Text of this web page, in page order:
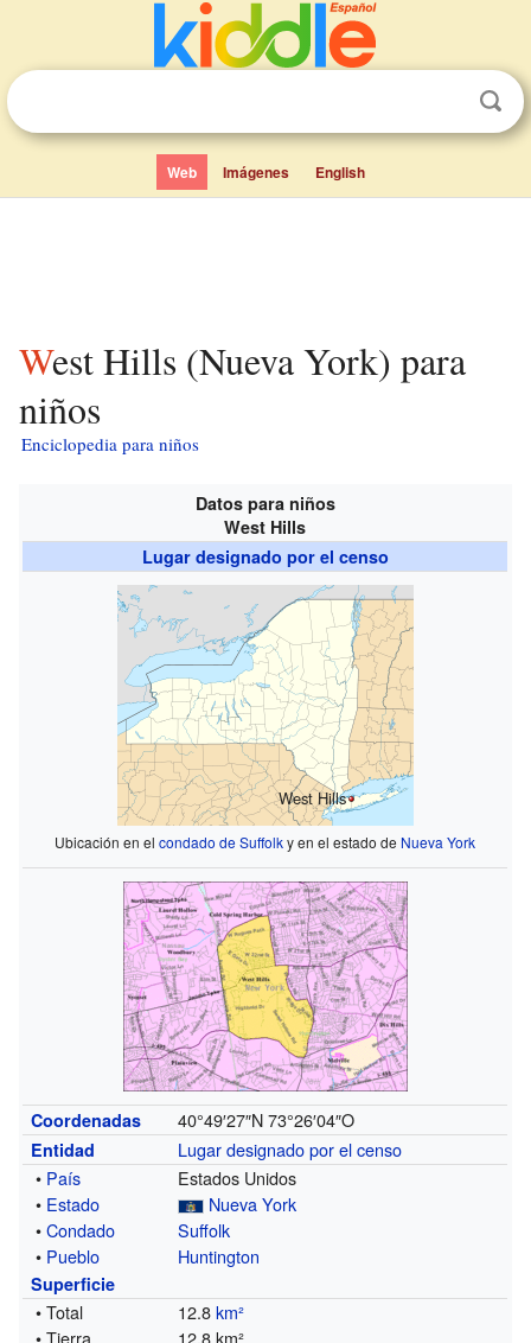
Web Imágenes English
West Hills (Nueva York) para
niños
Enciclopedia para niños
Datos para niños
West Hills
Lugar designado por el censo
West Hills
Ubicación en elcondado de Suffolky en el estado de Nueva York
Coordenadas 40°49′27″N 73°26′04″O
Entidad
Lugar designado por el censo
• País
Estados Unidos
• Estado
Nueva York
•Condado
Suffolk
• Pueblo Huntington
Superficie
• Total 12.8km²
• Tierra
12.8 km²